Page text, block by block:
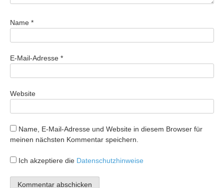
Name *
E-Mail-Adresse *
Website
Name, E-Mail-Adresse und Website in diesem Browser für
meinen nächsten Kommentar speichern.
Ich akzeptiere die Datenschutzhinweise